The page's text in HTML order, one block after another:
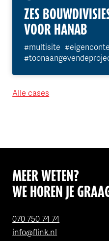
ZES
VOOR HANAB
#multisite
Alle cases
MEER WETEN?
WE HOREN JE
070 750 74 74
info@flink.nl